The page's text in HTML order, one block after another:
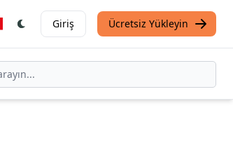
Giriş Ücretsiz Yükleyin